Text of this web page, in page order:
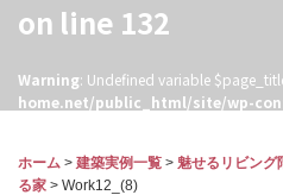
on line 132
Warning: Undefined variable
home.net/public_html/site/wp-
ホーム > 建築実例一覧 > 魅せるリビング
る家 > Work12_(8)